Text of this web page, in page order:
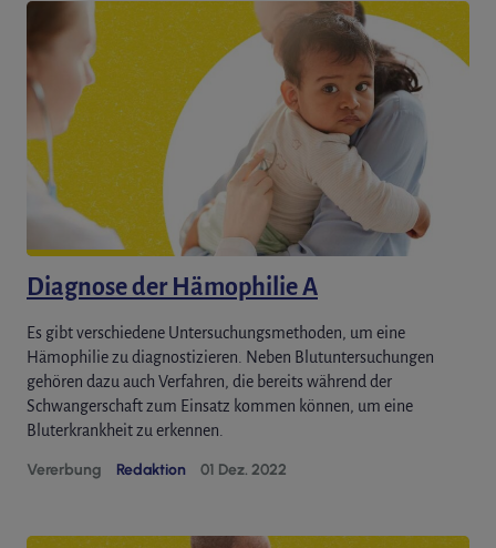
Diagnose der Hämophilie A
Es gibt verschiedene Untersuchungsmethoden, um eine
Hämophilie zu diagnostizieren. Neben Blutuntersuchungen
gehören dazu auch Verfahren, die bereits während der
Schwangerschaft zum Einsatz kommen können, um eine
Bluterkrankheit zu erkennen.
Vererbung Redaktion 01 Dez. 2022